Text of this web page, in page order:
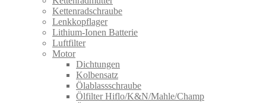
Kettenradschraube
Lenkkopflager
Lithium-Ionen Batterie
Luftfilter
Motor
Dichtungen
Kolbensatz
Ölablassschraube
Ölfilter Hiflo/K&N/Mahle/Champ